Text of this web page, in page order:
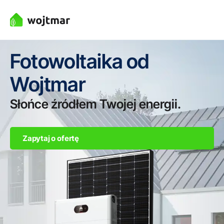
Fotowoltaika od
Wojtmar
Słońce źródłem Twojej energii.
Zapytaj o ofertę